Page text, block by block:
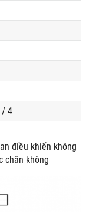
/ 4
điều khiển không
chân không